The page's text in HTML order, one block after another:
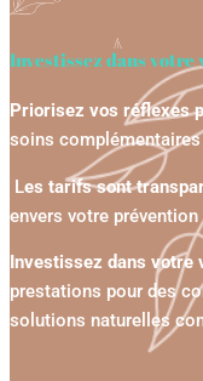
Investissez dans
Priorisez vos réflexes
soins complémentaires
Les tarifs sont
envers votre
Investissez dans votre
prestations pour des
solutions naturelles